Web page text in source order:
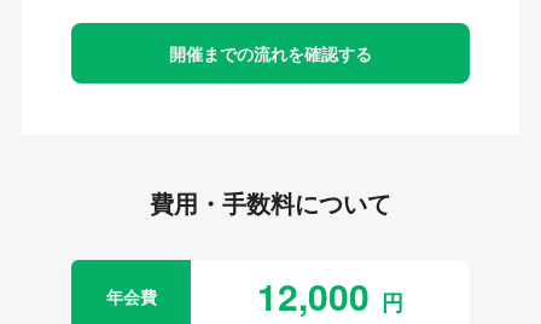
開催までの流れを確認する
費用・手数料について
年会費 12,000